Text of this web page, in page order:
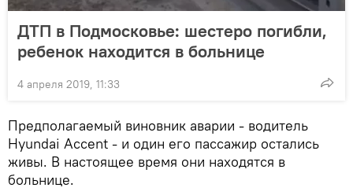
ДТП в Подмосковье: шестеро погибли,
ребенок находится в больнице
4 апреля 2019, 11:33
Предполагаемый виновник аварии - водитель
Hyundai Accent - и один его пассажир остались
живы. В настоящее время они находятся в
больнице.